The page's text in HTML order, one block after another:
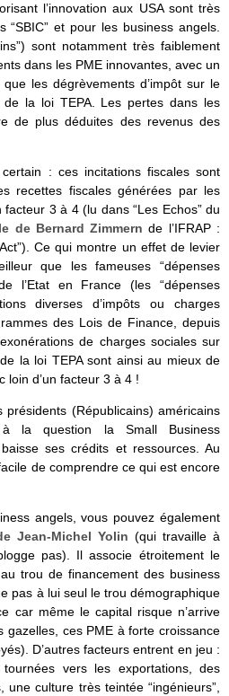
l’innovation aux USA sont très
et pour les business angels.
sont notamment très faiblement
dans les PME innovantes, avec un
les dégrèvements d’impôt sur le
de la loi TEPA. Les pertes dans les
de plus déduites des revenus des
: ces incitations fiscales sont
recettes fiscales générées par les
3 à 4 (lu dans “Les Echos” du
de Bernard Zimmern de l’IFRAP :
Ce qui montre un effet de levier
que les fameuses “dépenses
l’Etat en France (les “dépenses
diverses d’impôts ou charges
des Lois de Finance, depuis
de charges sociales sur
la loi TEPA sont ainsi au mieux de
loin d’un facteur 3 à 4 !
(Républicains) américains
la question la Small Business
ses crédits et ressources. Au
de comprendre ce qui est encore
angels, vous pouvez également
Jean-Michel Yolin (qui travaille à
pas). Il associe étroitement le
trou de financement des business
pas à lui seul le trou démographique
car même le capital risque n’arrive
gazelles, ces PME à forte croissance
D’autres facteurs entrent en jeu :
vers les exportations, des
une culture très teintée “ingénieurs”,